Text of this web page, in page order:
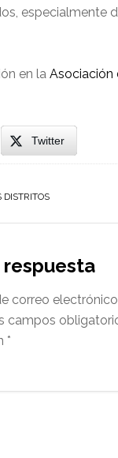
especialmente
en la Asociación
Twitter
DISTRITOS
respuesta
correo
campos
*